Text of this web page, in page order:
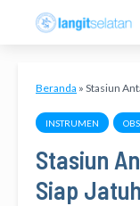
Beranda » Stasiun
INSTRUMEN
Stasiun
Siap